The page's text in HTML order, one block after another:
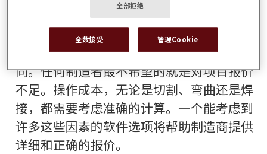
在当今金属板价格如此之高的情况下，获得
最准确的报价并确保软件对与项目相关的每
一点成本进行核算，可以使一切都变得不
同。任何制造者最不希望的就是对项目报价
不足。操作成本，无论是切割、弯曲还是焊
接，都需要考虑准确的计算。一个能考虑到
许多这些因素的软件选项将帮助制造商提供
详细和正确的报价。
全部拒绝
全数接受 管理Cookie